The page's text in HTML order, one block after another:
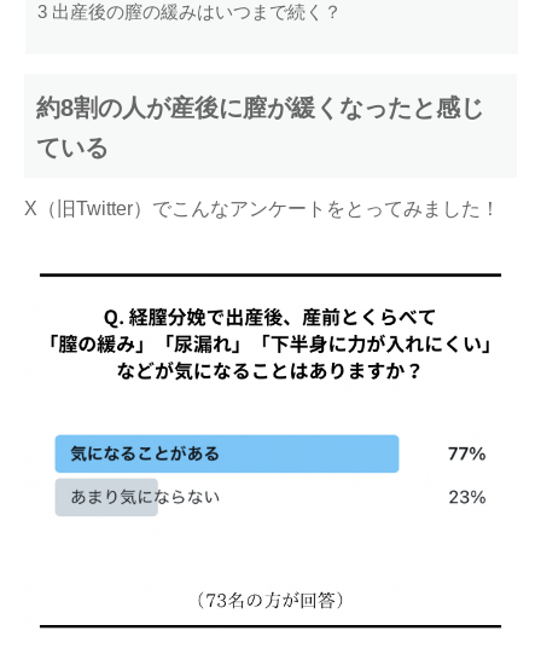
3 出産後の膣の緩みはいつまで続く？
約8割の人が産後に膣が緩くなったと感じ
ている
X（旧Twitter）でこんなアンケートをとってみました！